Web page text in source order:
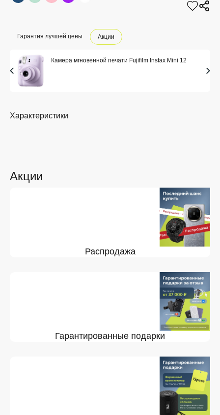
Гарантия лучшей цены Акции
Камера мгновенной печати Fujifilm Instax Mini 12
Акции
Распродажа
Гарантированные подарки
Характеристики